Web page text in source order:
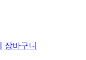
장바구니